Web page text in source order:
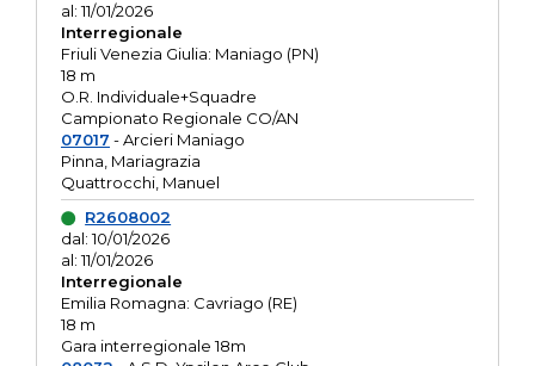
al: 11/01/2026
Interregionale
Friuli Venezia Giulia: Maniago (PN)
18 m
O.R. Individuale+Squadre
Campionato Regionale CO/AN
07017 - Arcieri Maniago
Pinna, Mariagrazia
Quattrocchi, Manuel
R2608002
dal: 10/01/2026
al: 11/01/2026
Interregionale
Emilia Romagna: Cavriago (RE)
18 m
Gara interregionale 18m